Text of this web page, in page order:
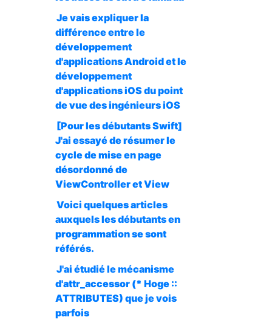
Je vais expliquer la
différence entre le
développement
d'applications Android et le
développement
d'applications iOS du point
de vue des ingénieurs iOS
[Pour les débutants Swift]
J'ai essayé de résumer le
cycle de mise en page
désordonné de
ViewController et View
Voici quelques articles
auxquels les débutants en
programmation se sont
référés.
J'ai étudié le mécanisme
d'attr_accessor (* Hoge ::
ATTRIBUTES) que je vois
parfois